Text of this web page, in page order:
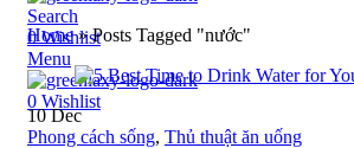
Search
0Wishlist
Menu
0 Wishlist
Home»Posts Tagged "nước"
10Dec
Phong cách sống, Thủ thuật ăn uống